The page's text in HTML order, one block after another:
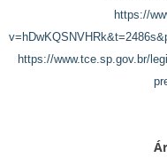
https://
​https://www.tce.sp.gov.br/